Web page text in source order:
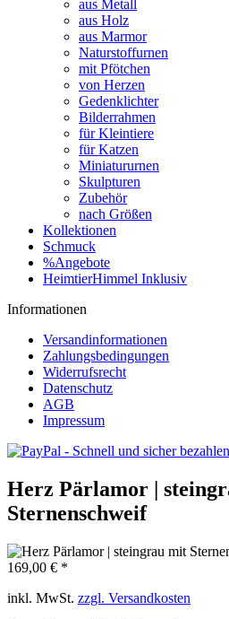
aus Metall
aus Holz
aus Marmor
Naturstoffurnen
mit Pfötchen
von Herzen
Gedenklichter
Bilderrahmen
für Kleintiere
für Katzen
Miniatururnen
Skulpturen
Zubehör
nach Größen
Kollektionen
Schmuck
%Angebote
HeimtierHimmel Inklusiv
Informationen
Versandinformationen
Zahlungsbedingungen
Widerrufsrecht
Datenschutz
AGB
Impressum
Herz Pärlamor |
Sternenschweif
169,00 € *
inkl. MwSt. zzgl. Versandkosten